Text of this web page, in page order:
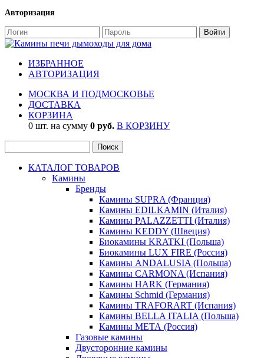
Авторизация
ИЗБРАННОЕ
АВТОРИЗАЦИЯ
МОСКВА И ПОДМОСКОВЬЕ
ДОСТАВКА
КОРЗИНА
0 шт. на сумму 0 руб. В КОРЗИНУ
КАТАЛОГ ТОВАРОВ
Камины
Бренды
Камины SUPRA (Франция)
Камины EDILKAMIN (Италия)
Камины PALAZZETTI (Италия)
Камины KEDDY (Швеция)
Биокамины KRATKI (Польша)
Биокамины LUX FIRE (Россия)
Камины ANDALUSIA (Польша)
Камины CARMONA (Испания)
Камины HARK (Германия)
Камины Schmid (Германия)
Камины TRAFORART (Испания)
Камины BELLA ITALIA (Польша)
Камины МЕТА (Россия)
Газовые камины
Двусторонние камины